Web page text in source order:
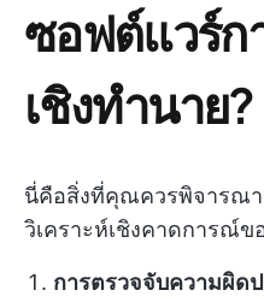
ซอฟต์แวร์ก
เชิงทำนาย?
นี่คือสิ่งที่คุณควรพิจารณา
วิเคราะห์เชิงคาดการณ์
การตรวจจับความผิด